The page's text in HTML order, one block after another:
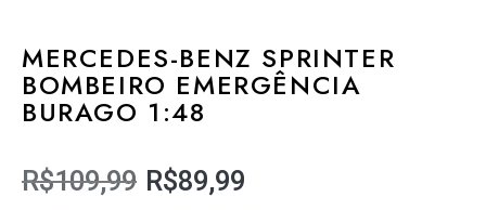
MERCEDES-BENZ SPRINTER
BOMBEIRO EMERGÊNCIA
BURAGO 1:48
R$109,99 R$89,99